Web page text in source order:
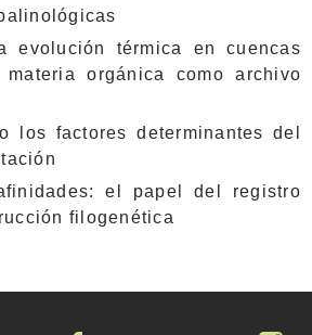
evolución térmica en cuencas
orgánica como archivo
los factores determinantes del
el papel del registro
filogenética